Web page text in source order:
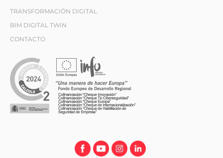
TRANSFORMACIÓN DIGITAL
BIM DIGITAL TWIN
CONTACTO